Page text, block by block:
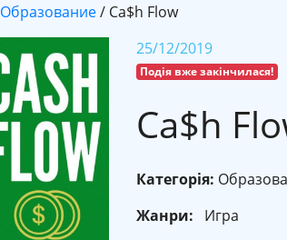
Образование/ Ca$h Flow
25/12/2019
Подія вже закінчилася!
Ca$h
Категорія:
Жанри:
Игра